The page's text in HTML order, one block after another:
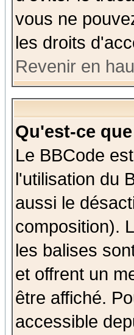
vous ne
les droits
Revenir en
Qu'est-ce
Le BBCode
l'utilisation du
aussi le
composition).
les balises
et offrent un
être affiché.
accessible